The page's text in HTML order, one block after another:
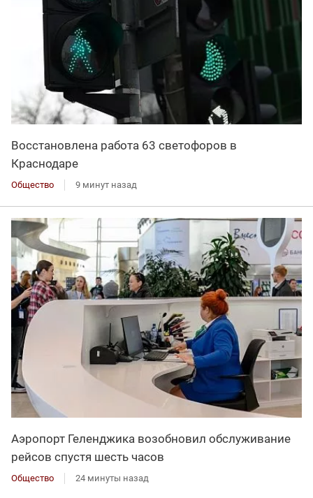
Восстановлена работа 63 светофоров в
Краснодаре
Общество 9 минут назад
Аэропорт Геленджика возобновил обслуживание
рейсов спустя шесть часов
Общество 24 минуты назад